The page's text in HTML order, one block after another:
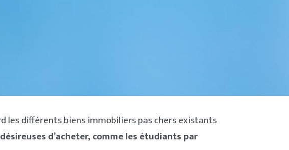
les différents biens immobiliers pas chers existants
d’acheter, comme les étudiants par